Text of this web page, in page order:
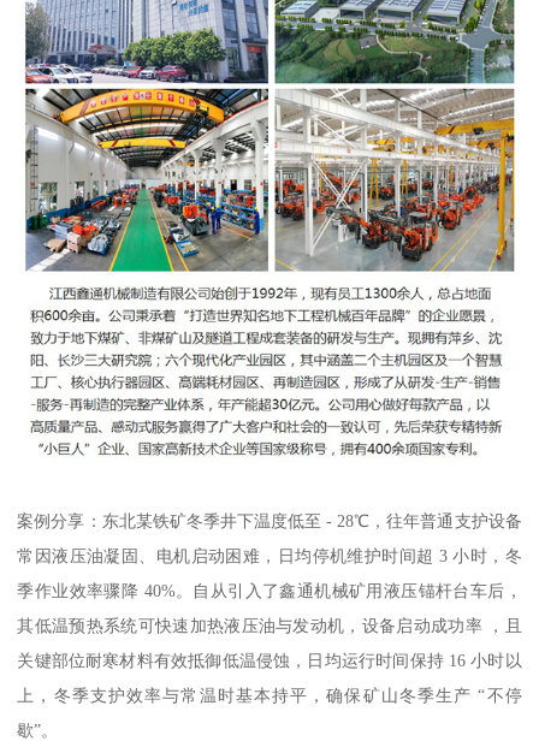
案例分享：东北某铁矿冬季井下温度低至 - 28℃，往年普通支护设备
常因液压油凝固、电机启动困难，日均停机维护时间超 3 小时，冬
季作业效率骤降 40%。自从引入了鑫通机械矿用液压锚杆台车后，
其低温预热系统可快速加热液压油与发动机，设备启动成功率 ，且
关键部位耐寒材料有效抵御低温侵蚀，日均运行时间保持 16 小时以
上，冬季支护效率与常温时基本持平，确保矿山冬季生产 “不停
歇”。